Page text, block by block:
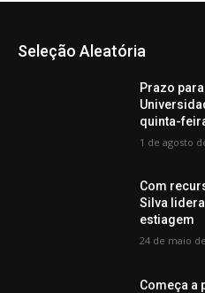
Seleção Aleatória
Prazo
quinta-
1 de agosto
Com
Silva
estiagem
24 de maio
Começa a